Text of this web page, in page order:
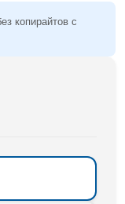
копирайтов с